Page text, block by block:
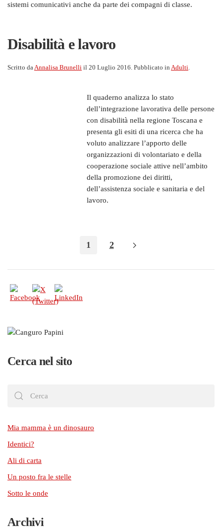
sistemi comunicativi anche da parte dei compagni di classe.
Disabilità e lavoro
Scritto daAnnalisa Brunelli il 20 Luglio 2016. Pubblicato in Adulti.
Il quaderno analizza lo stato
dell’integrazione lavorativa delle persone
con disabilità nella regione Toscana e
presenta gli esiti di una ricerca che ha
voluto analizzare l’apporto delle
organizzazioni di volontariato e della
cooperazione sociale attive nell’ambito
della promozione dei diritti,
dell’assistenza sociale e sanitaria e del
lavoro.
1 2
Cerca nel sito
Mia mamma è un dinosauro
Identici?
Ali di carta
Un posto fra le stelle
Sotto le onde
Archivi